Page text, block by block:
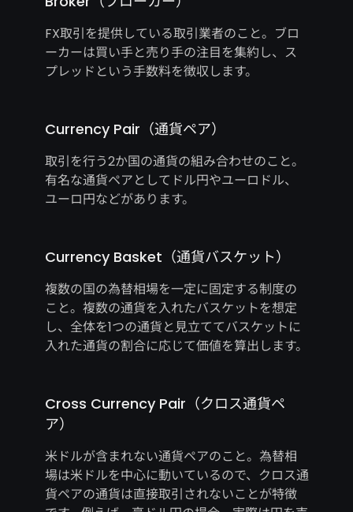
FX取引を提供している取引業者のこと。ブロ
ーカーは買い手と売り手の注目を集約し、ス
プレッドという手数料を徴収します。
Currency Pair（通貨ペア）
取引を行う2か国の通貨の組み合わせのこと。
有名な通貨ペアとしてドル円やユーロドル、
ユーロ円などがあります。
Currency Basket（通貨バスケット）
複数の国の為替相場を一定に固定する制度の
こと。複数の通貨を入れたバスケットを想定
し、全体を1つの通貨と見立ててバスケットに
入れた通貨の割合に応じて価値を算出します。
Cross Currency Pair（クロス通貨ペ
ア）
米ドルが含まれない通貨ペアのこと。為替相
場は米ドルを中心に動いているので、クロス通
貨ペアの通貨は直接取引されないことが特徴